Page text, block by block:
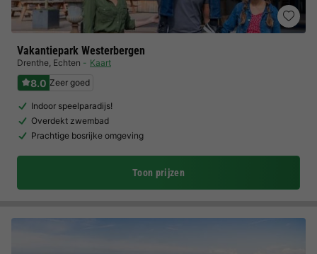
Vakantiepark Westerbergen
Drenthe, Echten Kaart
8.0 Zeer goed
Indoor speelparadijs!
Overdekt zwembad
Prachtige bosrijke omgeving
Toon prijzen